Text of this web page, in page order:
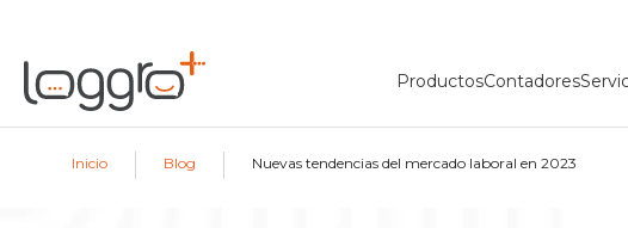
ProductosContadores
Inicio | Blog | Nuevas tendencias del mercado laboral en 2023